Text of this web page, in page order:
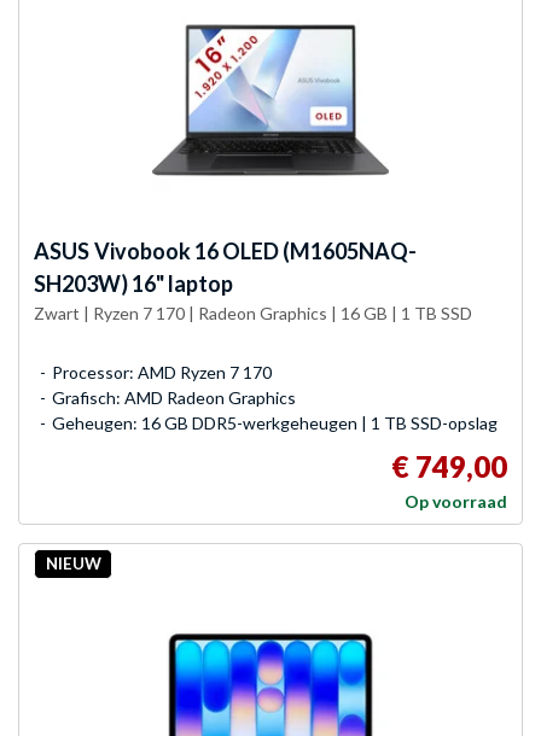
ASUSVivobook 16 OLED (M1605NAQ-
SH203W) 16" laptop
Zwart | Ryzen 7 170 | Radeon Graphics | 16 GB | 1 TB SSD
Processor: AMD Ryzen 7 170
Grafisch: AMD Radeon Graphics
Geheugen: 16 GB DDR5-werkgeheugen | 1 TB SSD-opslag
€ 749,00
Op voorraad
NIEUW